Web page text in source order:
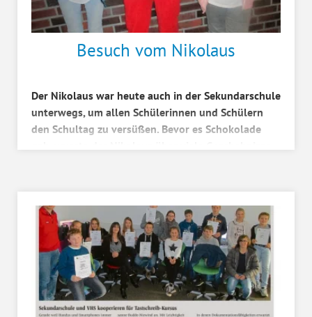
Besuch vom Nikolaus
Der Nikolaus war heute auch in der Sekundarschule
unterwegs, um allen Schülerinnen und Schülern
den Schultag zu versüßen. Bevor es Schokolade